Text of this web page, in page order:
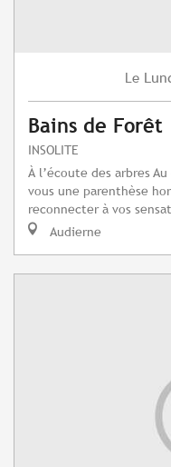
Le
Bains de Forêt
INSOLITE
À l’écoute des arbres
vous une parenthèse
reconnecter à vos
Audierne